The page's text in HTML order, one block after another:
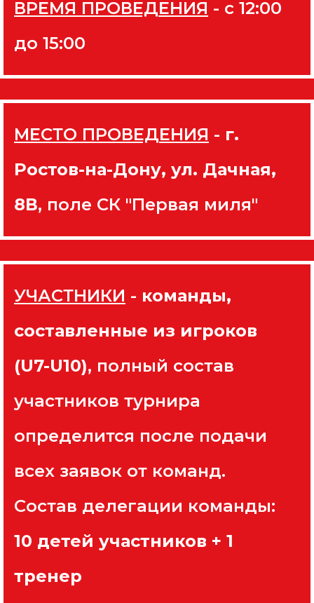
ВРЕМЯ ПРОВЕДЕНИЯ - с 12:00
до 15:00
МЕСТО ПРОВЕДЕНИЯ - г.
Ростов-на-Дону, ул. Дачная,
8В, поле СК "Первая миля"
УЧАСТНИКИ - команды,
составленные из игроков
(U7-U10), полный состав
участников турнира
определится после подачи
всех заявок от команд.
Состав делегации команды:
10 детей участников + 1
тренер